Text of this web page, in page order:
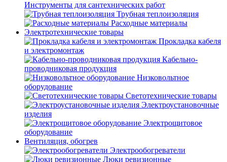
Инструменты для сантехнических работ
Трубная теплоизоляция
Расходные материалы
Электротехнические товары
Прокладка кабеля
и электромонтаж
Кабельно-
проводниковая продукция
Низковольтное
оборудование
Светотехнические товары
Электроустановочные
изделия
Электрощитовое
оборудование
Вентиляция, обогрев
Электрообогреватели
Люки ревизионные